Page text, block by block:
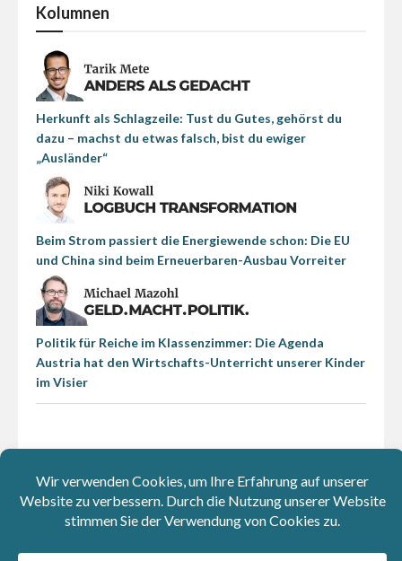
Kolumnen
Herkunft als Schlagzeile: Tust du Gutes, gehörst du
dazu – machst du etwas falsch, bist du ewiger
„Ausländer“
Beim Strom passiert die Energiewende schon: Die EU
und China sind beim Erneuerbaren-Ausbau Vorreiter
Politik für Reiche im Klassenzimmer: Die Agenda
Austria hat den Wirtschafts-Unterricht unserer Kinder
im Visier